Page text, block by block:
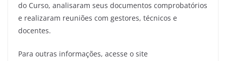
do Curso, analisaram seus documentos comprobatórios
e realizaram reuniões com gestores, técnicos e
docentes.
Para outras informações, acesse o site